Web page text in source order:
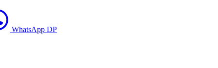
WhatsApp DP